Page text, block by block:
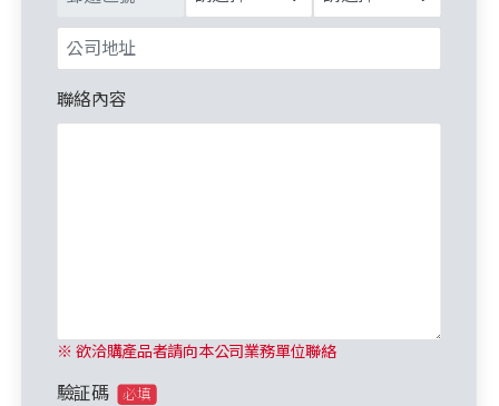
聯絡內容
※ 欲洽購產品者請向本公司業務單位聯絡
驗証碼 必填